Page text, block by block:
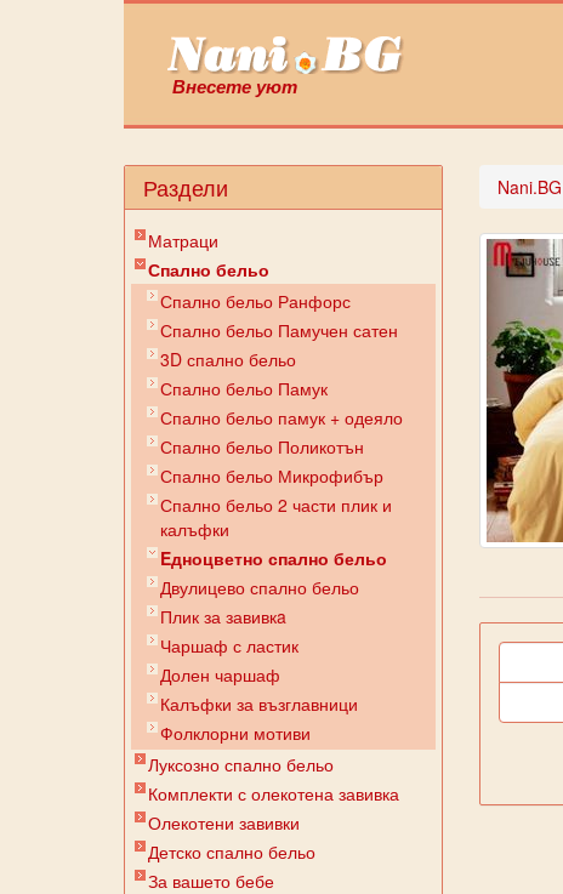
Внесете уют
Раздели
Матраци
Спално бельо
Спално бельо Ранфорс
Спално бельо Памучен сатен
3D спално бельо
Спално бельо Памук
Спално бельо памук + одеяло
Спално бельо Поликотън
Спално бельо Микрофибър
Спално бельо 2 части плик и
калъфки
Eдноцветно спално бельо
Двулицево спално бельо
Плик за завивкa
Чаршаф с ластик
Долен чаршаф
Калъфки за възглавници
Фолклорни мотиви
Луксозно спално бельо
Комплекти с олекотена завивка
Олекотени завивки
Детско спално бельо
За вашето бебе
Nani.BG